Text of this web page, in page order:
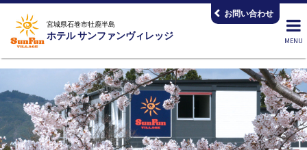
コ
ツ
ス
ッ
プ
宮城県石巻市牡鹿半島
ホテル サンファンヴィレッジ
お問い合わせ